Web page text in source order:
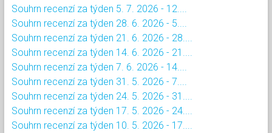
Souhrn recenzí za týden 5. 7. 2026 - 12....
Souhrn recenzí za týden 28. 6. 2026 - 5....
Souhrn recenzí za týden 21. 6. 2026 - 28....
Souhrn recenzí za týden 14. 6. 2026 - 21....
Souhrn recenzí za týden 7. 6. 2026 - 14....
Souhrn recenzí za týden 31. 5. 2026 - 7....
Souhrn recenzí za týden 24. 5. 2026 - 31....
Souhrn recenzí za týden 17. 5. 2026 - 24....
Souhrn recenzí za týden 10. 5. 2026 - 17....